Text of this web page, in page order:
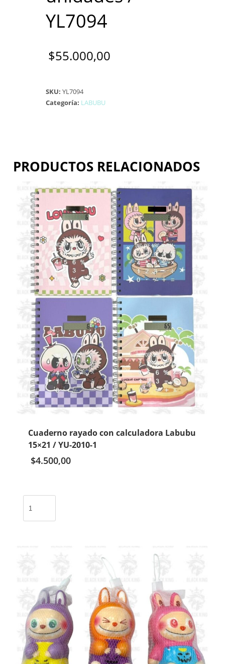
YL7094
$55.000,00
SKU:YL7094
Categoría: LABUBU
PRODUCTOS RELACIONADOS
Cuaderno rayado con calculadora Labubu
15×21 / YU-2010-1
$4.500,00
rayado
con
cantidad